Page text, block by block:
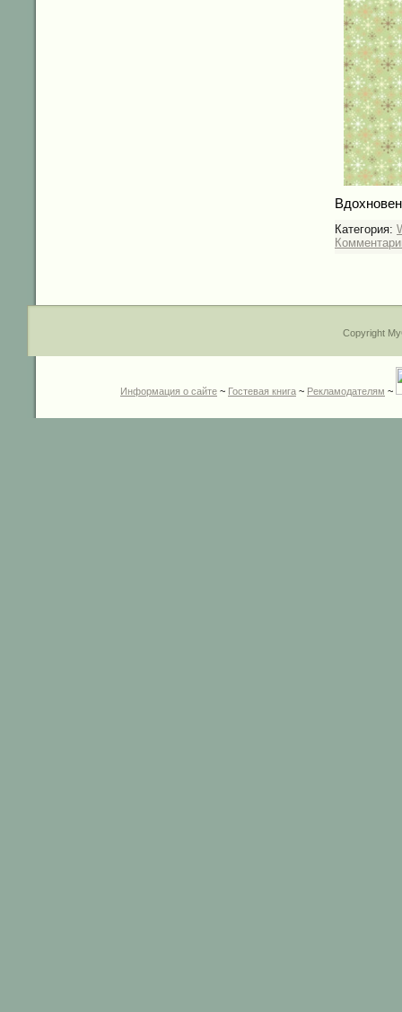
Категория:
Copyright
Информация о сайте ~ Гостевая книга ~ Рекламодателям ~